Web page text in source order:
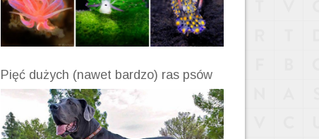
Pięć dużych (nawet bardzo) ras psów